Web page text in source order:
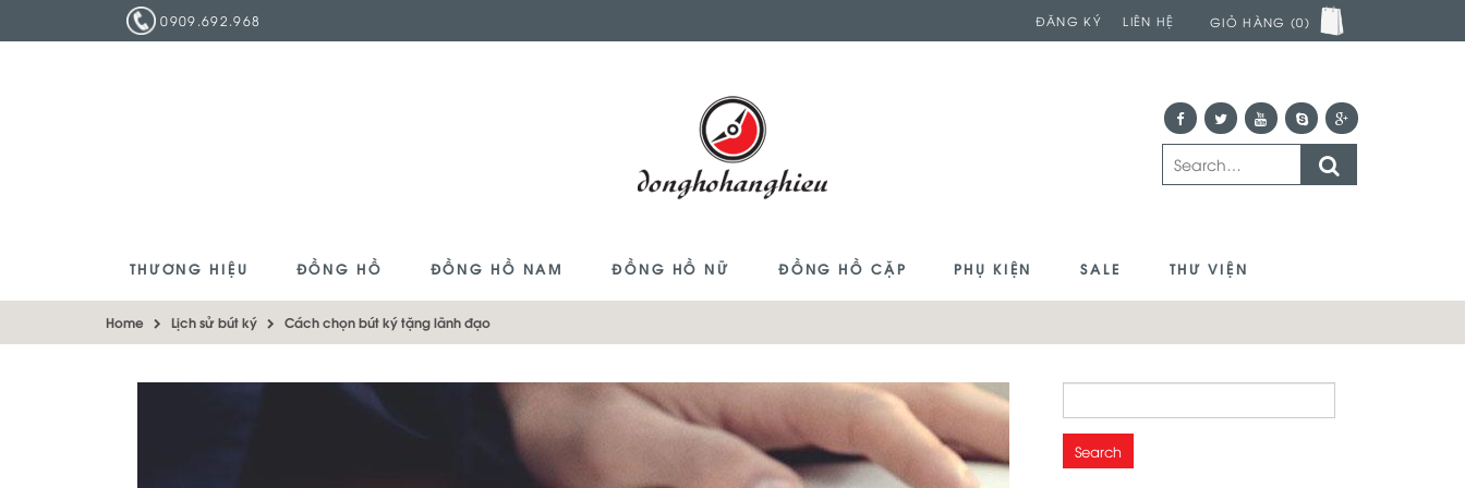
0909.692.968 ĐĂNG KÝ LIÊN HỆ GIỎ HÀNG (0)
THƯƠNG HIỆU ĐỒNG HỒ ĐỒNG HỒ NAM ĐỒNG HỒ NỮ ĐỒNG HỒ CẶP PHỤ KIỆN SALE THƯ VIỆN
Home Lịch sử bút ký Cách chọn bút ký tặng lãnh đạo
for: